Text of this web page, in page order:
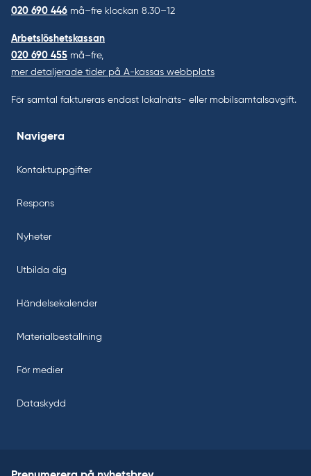
020 690 446 må–fre klockan 8.30–12
Arbetslöshetskassan
020 690 455 må–fre,
mer detaljerade tider på A-kassas webbplats
För samtal faktureras endast lokalnäts- eller mobilsamtalsavgift.
Navigera
Kontaktuppgifter
Respons
Nyheter
Utbilda dig
Händelsekalender
Materialbeställning
För medier
Dataskydd